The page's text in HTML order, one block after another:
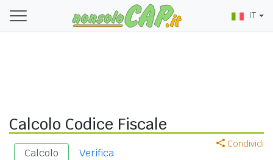
IT
Calcolo Codice Fiscale
Condividi
Calcolo Verifica